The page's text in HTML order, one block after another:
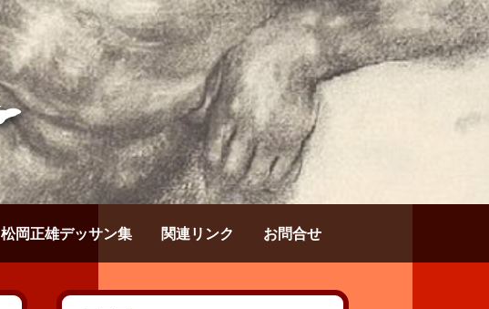
松岡正雄デッサン集 関連リンク お問合せ